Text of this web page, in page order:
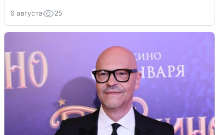
6 августа 25